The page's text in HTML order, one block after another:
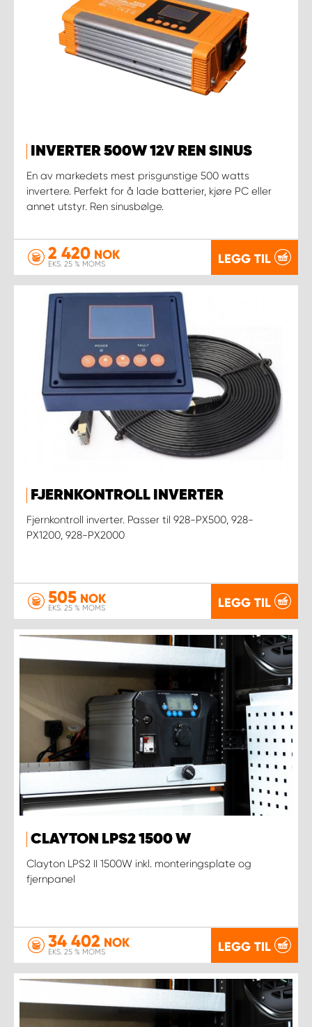
INVERTER 500W 12V REN SINUS
En av markedets mest prisgunstige 500 watts
invertere. Perfekt for å lade batterier, kjøre PC eller
annet utstyr. Ren sinusbølge.
2 420 NOK
EKS. 25 % MOMS LEGG TIL
FJERNKONTROLL INVERTER
Fjernkontroll inverter. Passer til 928-PX500, 928-
PX1200, 928-PX2000
505 NOK
EKS. 25 % MOMS LEGG TIL
CLAYTON LPS2 1500 W
Clayton LPS2 II 1500W inkl. monteringsplate og
fjernpanel
34 402 NOK
EKS. 25 % MOMS LEGG TIL